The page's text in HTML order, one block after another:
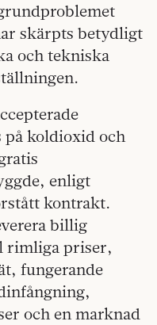
skärpts betydligt
och tekniska
koldioxid och
enligt
kontrakt.
billig
rimliga priser,
fungerande
och en marknad